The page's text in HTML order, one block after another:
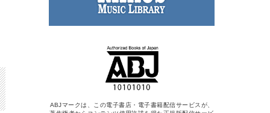
ABJマークは、この電子書店・電子書籍配信サービスが、